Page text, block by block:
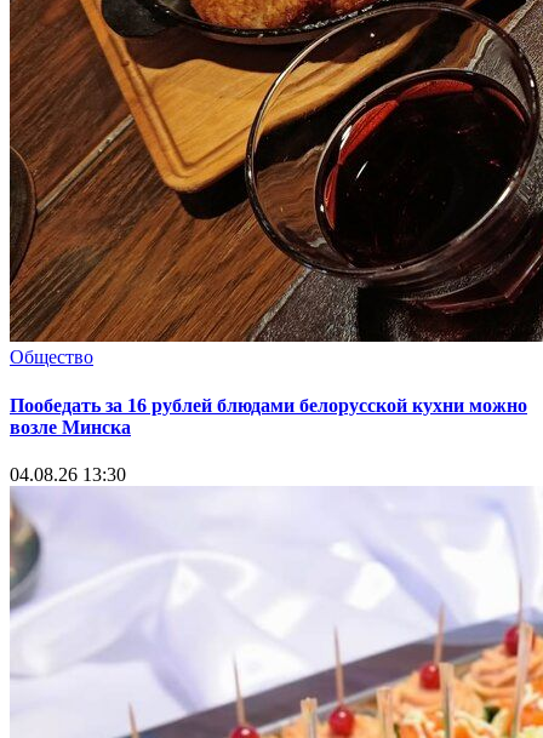
Общество
Пообедать за 16 рублей блюдами белорусской кухни можно
возле Минска
04.08.26 13:30